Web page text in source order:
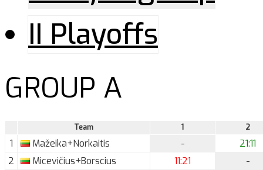
II Playoffs
GROUP A
Team 1 2
1 Mažeika+Norkaitis -
21:11
2
Micevičius+Borscius 11:21
-